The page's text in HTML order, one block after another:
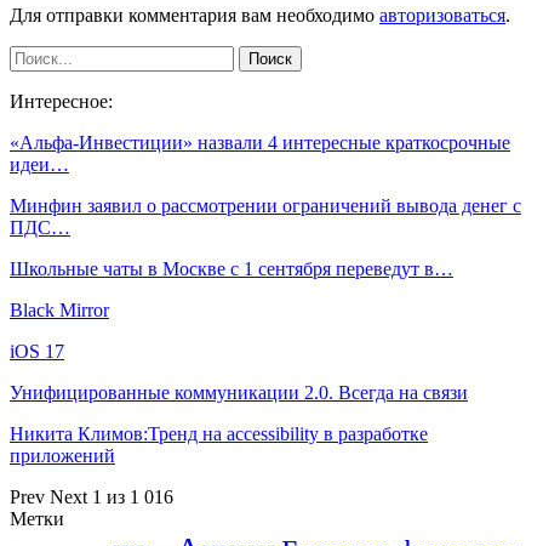
Для отправки комментария вам необходимо авторизоваться.
Интересное:
«Альфа-Инвестиции» назвали 4 интересные краткосрочные
идеи…
Минфин заявил о рассмотрении ограничений вывода денег с
ПДС…
Школьные чаты в Москве с 1 сентября переведут в…
Black Mirror
iOS 17
Унифицированные коммуникации 2.0. Всегда на связи
Никита Климов:Тренд на accessibility в разработке
приложений
Prev Next 1 из 1 016
Метки